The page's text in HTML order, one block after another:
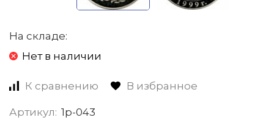
На складе:
Нет в наличии
К сравнению В избранное
Артикул: 1р-043